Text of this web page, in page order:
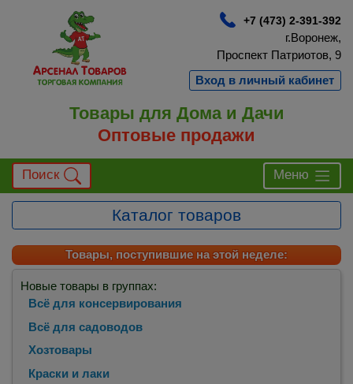
+7 (473) 2-391-392
г.Воронеж,
Проспект Патриотов, 9
Вход в личный кабинет
Товары для Дома и Дачи
Оптовые продажи
Поиск Меню
Каталог товаров
Товары, поступившие на этой неделе:
Новые товары в группах:
Всё для консервирования
Всё для садоводов
Хозтовары
Краски и лаки